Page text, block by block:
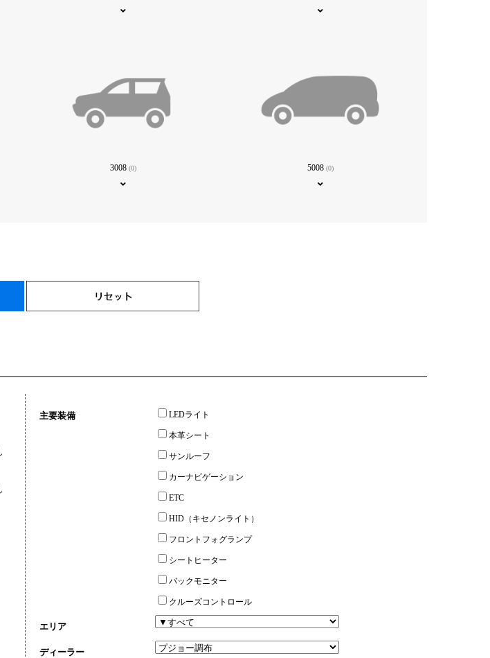
3008(0) 5008 (0)
主要装備 LEDライト
本革シート
サンルーフ
カーナビゲーション
ETC
HID（キセノンライト）
フロントフォグランプ
シートヒーター
バックモニター
クルーズコントロール
エリア
ディーラー